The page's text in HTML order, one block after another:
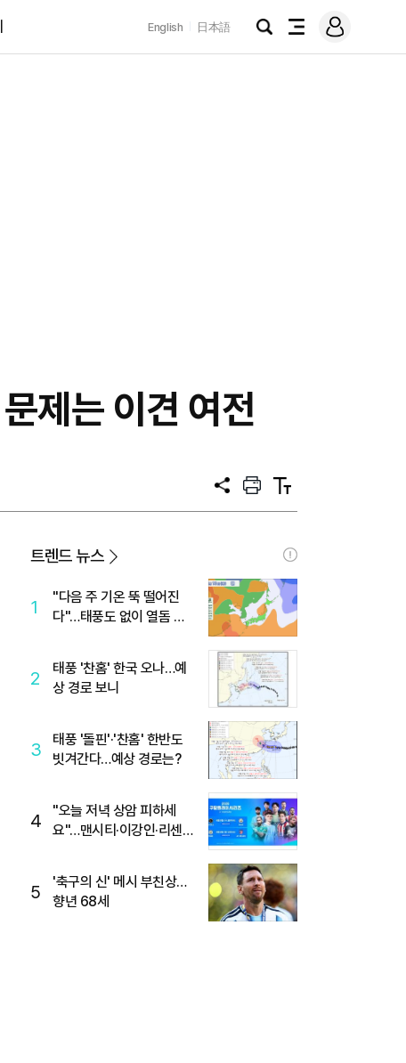
English 日本語
검
전
메
그
제는 이견 여전
공
프
트
텍
트
트렌드 뉴스
1
"다음 주 기온 뚝 떨어진
다"…태풍도 없이 열돔 박
2
태풍 '찬홈' 한국 오나…예
상 경로 보니
3
태풍 '돌핀'·'찬홈' 한반도
빗겨간다…예상 경로는?
4
"오늘 저녁 상암 피하세
요"…맨시티·이강인·리센느
5
'축구의 신' 메시 부친상…
향년 68세